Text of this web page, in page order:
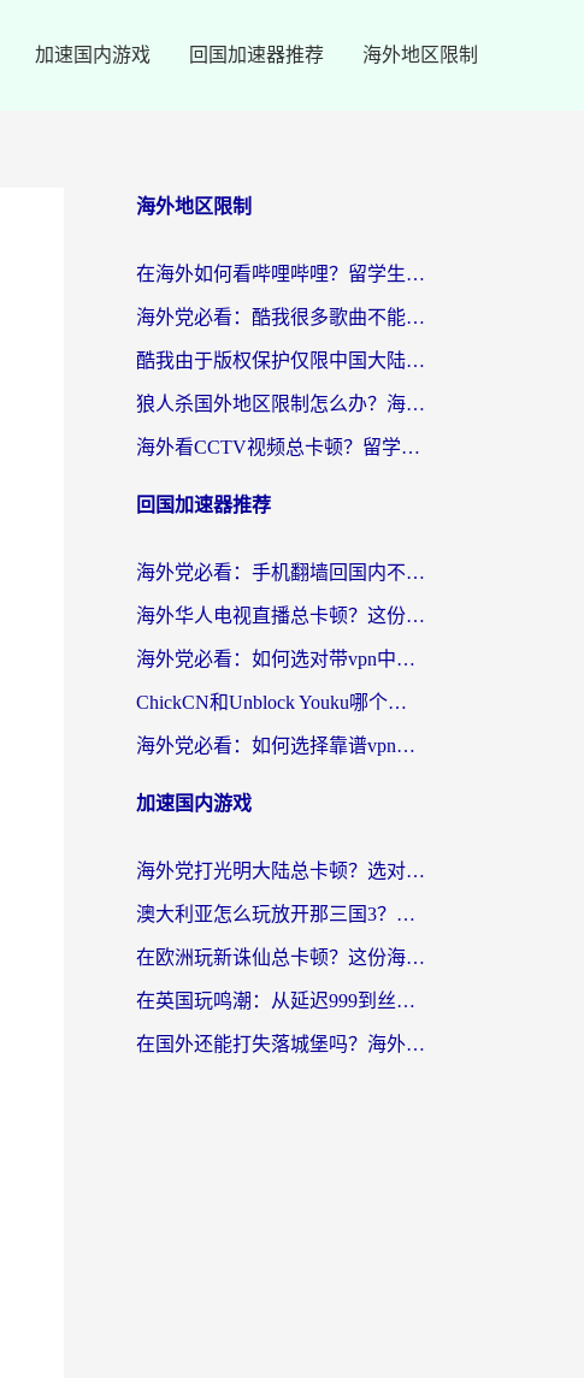
加速国内游戏 回国加速器推荐 海外地区限制
海外地区限制
在海外如何看哔哩哔哩？留学生亲测有效的回国加速指南
海外党必看：酷我很多歌曲不能听？一招解决优酷版权限制+B站地域问题！
酷我由于版权保护仅限中国大陆怎么办？海外党亲测有效的解锁指南
狼人杀国外地区限制怎么办？海外党亲测有效的全场景回国加速指南
海外看CCTV视频总卡顿？留学生亲测有效的回国加速器选择指南
回国加速器推荐
海外党必看：手机翻墙回国内不再难，一篇搞定无缝访问国内资源指南
海外华人电视直播总卡顿？这份回国加速器选择指南帮你无缝看国内资源
海外党必看：如何选对带vpn中国节点的加速器？无缝访问国内资源全攻略
ChickCN和Unblock Youku哪个好？海外党亲测4款热门回国加速器，附避坑指南
海外党必看：如何选择靠谱vpn加速器官网？轻松解决国内APP地区限制
加速国内游戏
海外党打光明大陆总卡顿？选对加速器才是关键！（附亲测好用的推荐）
澳大利亚怎么玩放开那三国3？海外党亲测有效的国服游戏加速指南
在欧洲玩新诛仙总卡顿？这份海外党专属加速器指南帮你解决延迟难题
在英国玩鸣潮：从延迟999到丝滑操作，我是怎么做到的？
在国外还能打失落城堡吗？海外玩家国服游戏加速终极指南（附北美玩online加速器下载技巧）